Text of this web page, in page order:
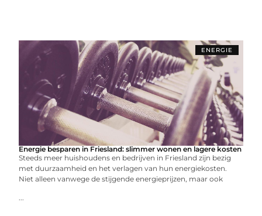
ENERGIE
Energie besparen in Friesland: slimmer wonen en lagere kosten
Steeds meer huishoudens en bedrijven in Friesland zijn bezig
met duurzaamheid en het verlagen van hun energiekosten.
Niet alleen vanwege de stijgende energieprijzen, maar ook
...